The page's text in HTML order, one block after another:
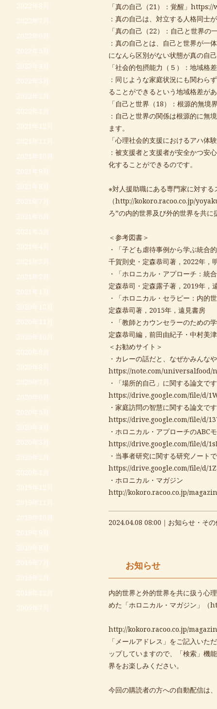
2022年8月
2022年7月
2022年6月
2022年5月
2022年4月
2022年3月
2022年2月
2022年1月
2021年12月
2021年11月
2021年10月
2021年9月
2021年8月
2021年7月
2021年6月
2021年5月
2021年4月
2021年3月
2021年2月
2021年1月
2020年12月
2020年11月
2020年10月
2020年9月
2020年8月
2020年7月
2020年6月
2020年5月
2020年4月
2020年3月
2020年2月
2020年1月
2019年12月
2019年11月
2019年10月
2019年9月
2019年8月
2019年7月
2019年2月
2018年12月
2009年7月
「真の自己（21）：覚醒」 https://
：真の自己は、対立する人格同士
「真の自己（22）：自己と世界の
：真の自己とは、自己と世界が一
になんら区別がない状態が真の自
「社会的包摂能力（５）：地域格
：同じような家庭状況にも関わら
ることができるという地域格差が
「自己と世界（18）：根源的無境
：自己と世界の関係は根源的に無
ます。
「心理社会的支援におけるアハ体
：被支援者と支援者が安全かつ安
化することができるのです。
※対人援助職にある専門家に対す
（http://kokoro.racoo.co.jp/
ろ”の内的世界及び外的世界を共
＜参考図書＞
・「子ども虐待事例から学ぶ統合
千賀則史・定森恭司著，2022年，
・「ホロニカル・アプローチ：統
定森恭司・定森露子著，2019年，
・「ホロニカル・セラピー：内的
定森恭司著，2015年，遠見書房
・「教師とカウンセラーのための
定森恭司編，前田由紀子・中村美
＜お勧めサイト＞
・カレーの話だと、なぜかみんな
https://note.com/universalfood/
・「場所的自己」に関する論文で
https://drive.google.com/file/d/
・家庭訪問の智慧に関する論文で
https://drive.google.com/file/d/
・ホロニカル・アプローチのABC
https://drive.google.com/file/d/
・当事者研究に関する研究ノート
https://drive.google.com/file/d/
・ホロニカル・マガジン
http://kokoro.racoo.co.jp/
2024.04.08 08:00｜ お知らせ・そ
お知らせ
内的世界と外的世界を共に扱う心
めた「ホロニカル・マガジン」（
http://kokoro.racoo.co.jp/
「メールアドレス」をご記入い
ップしていますので、「検索」機
界をお楽しみください。
今回の購読者の方への自動配信は